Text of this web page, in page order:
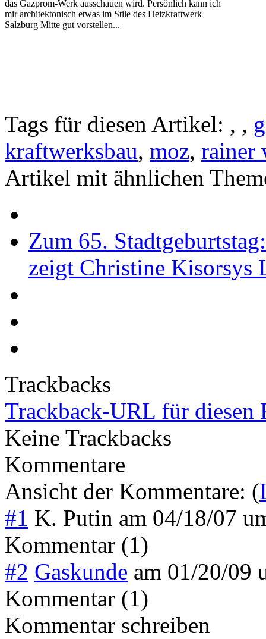
das Gazprom-Werk ausschauen wird. Persönlich kann ich
mir architektonisch etwas im Stile des Heizkraftwerk
Salzburg Mitte gut vorstellen...
Tags für diesen Artikel: , ,
kraftwerksbau, moz, rainer
Artikel mit ähnlichen
Zum 65.
zeigt Christine Kisorsys
Trackbacks
Trackback-URL für diesen
Keine Trackbacks
Kommentare
Ansicht der Kommentare: (
#1 K. Putin am 04/18/07
Kommentar (1)
#2 Gaskunde am 01/20/09
Kommentar (1)
Kommentar schreiben